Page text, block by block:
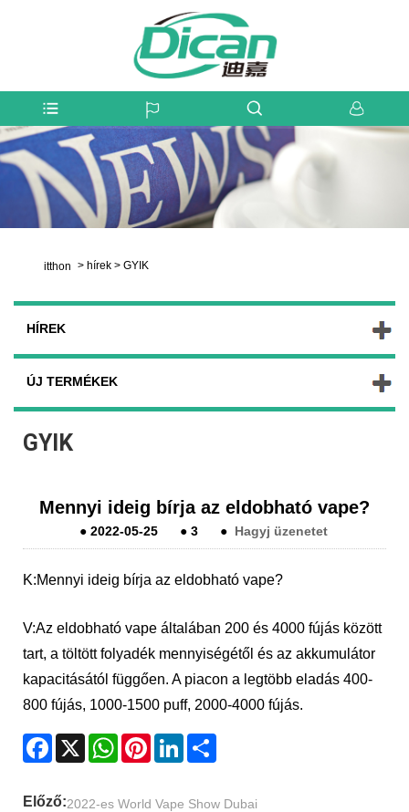
itthon > hírek > GYIK
HÍREK
ÚJ TERMÉKEK
GYIK
Mennyi ideig bírja az eldobható vape?
●2022-05-25 ●3 ● Hagyj üzenetet
K:Mennyi ideig bírja az eldobható vape?
V:Az eldobható vape általában 200 és 4000 fújás között
tart, a töltött folyadék mennyiségétől és az akkumulátor
kapacitásától függően. A piacon a legtöbb eladás 400-
800 fújás, 1000-1500 puff, 2000-4000 fújás.
Facebook
X WhatsAppPinterestLinkedIn
Előző:2022-es World Vape Show Dubai